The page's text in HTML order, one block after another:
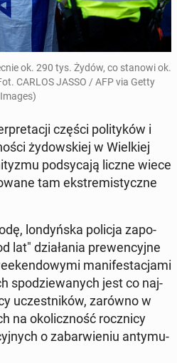
ok. 290 tys. Żydów, co stanowi ok.
CARLOS JASSO / AFP via Getty
Images)
części po­li­ty­ków i
ży­dow­skiej w Wiel­kiej
pod­sy­ca­ją liczne wiece
tam eks­tre­mi­stycz­ne
lon­dyń­ska policja za­po­
lat" dzia­ła­nia pre­wen­cyj­ne
ma­ni­fe­sta­cja­mi
spo­dzie­wa­nych jest co naj­
uczest­ni­ków, zarówno w
na oko­licz­ność rocz­ni­cy
o za­bar­wie­niu an­ty­mu­